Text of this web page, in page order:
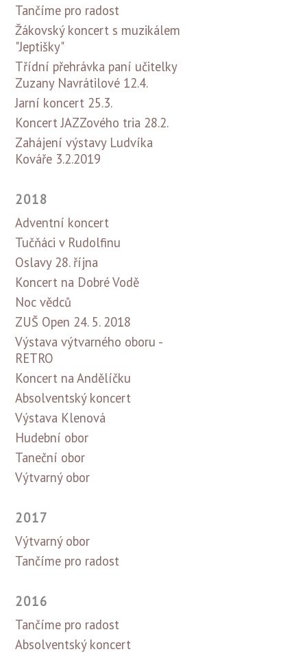
Tančíme pro radost
Žákovský koncert s muzikálem
"Jeptišky"
Třídní přehrávka paní učitelky
Zuzany Navrátilové 12.4.
Jarní koncert 25.3.
Koncert JAZZového tria 28.2.
Zahájení výstavy Ludvíka
Kováře 3.2.2019
2018
Adventní koncert
Tučňáci v Rudolfinu
Oslavy 28. října
Koncert na Dobré Vodě
Noc vědců
ZUŠ Open 24. 5. 2018
Výstava výtvarného oboru -
RETRO
Koncert na Andělíčku
Absolventský koncert
Výstava Klenová
Hudební obor
Taneční obor
Výtvarný obor
2017
Výtvarný obor
Tančíme pro radost
2016
Tančíme pro radost
Absolventský koncert